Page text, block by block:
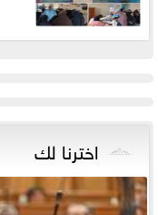
اخترنا لك